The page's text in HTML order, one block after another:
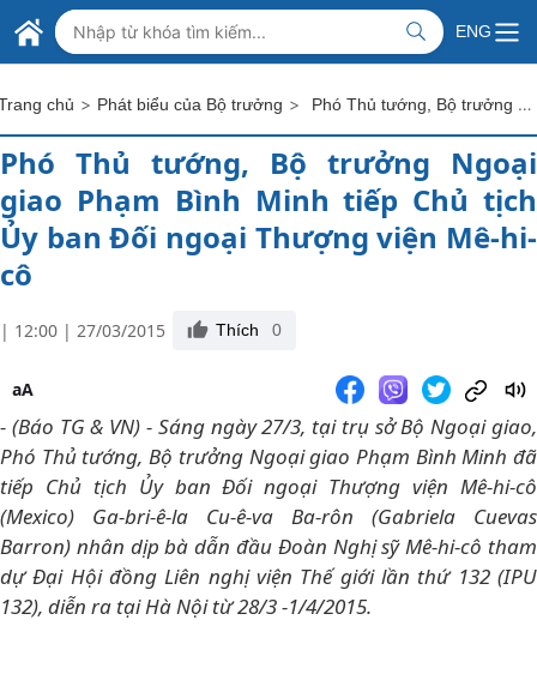
Skip to Main Content
BỘ NGOẠI GIAO VIỆT NAM
MINISTRY OF FOREIGN AFFAIRS
ENG
chủ > Phát biểu của Bộ trưởng > Phó Thủ tướng, Bộ trưởng Ngoại giao Phạm Bình Minh tiếp Chủ tịch Ủy ban Đối ngoại Thượng viện Mê-hi-cô
Phó Thủ tướng, Bộ trưởng Ngoại
giao Phạm Bình Minh tiếp Chủ tịch
Ủy ban Đối ngoại Thượng viện Mê-hi-
cô
| 12:00 | 27/03/2015 Thích 0
aA
- (Báo TG & VN) - Sáng ngày 27/3, tại trụ sở Bộ Ngoại giao,
Phó Thủ tướng, Bộ trưởng Ngoại giao Phạm Bình Minh đã
tiếp Chủ tịch Ủy ban Đối ngoại Thượng viện Mê-hi-cô
(Mexico) Ga-bri-ê-la Cu-ê-va Ba-rôn (Gabriela Cuevas
Barron) nhân dịp bà dẫn đầu Đoàn Nghị sỹ Mê-hi-cô tham
dự Đại Hội đồng Liên nghị viện Thế giới lần thứ 132 (IPU
132), diễn ra tại Hà Nội từ 28/3 -1/4/2015.